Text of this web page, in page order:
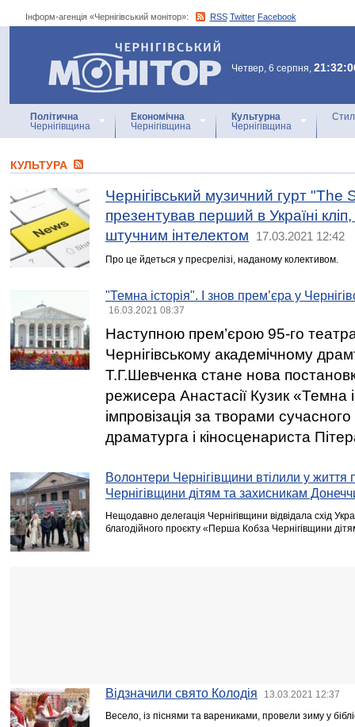
Інформ-агенція «Чернігівський монітор»: RSS Twitter Facebook
Інформ-агенція
«Чернігівський монітор»
Четвер, 6 серпня,
Політична
Чернігівщина
Економічна
Чернігівщина
Культурна
Чернігівщина
КУЛЬТУРА
Чернігівський музичний гурт "The
презентував перший в Україні
штучним інтелектом
17.03.2021 12:42
Про це йдеться у пресрелізі, наданому колективом.
"Темна історія". І знов прем’єра у
16.03.2021 08:37
Наступною прем’єрою 95-го
Чернігівському академічному
Т.Г.Шевченка стане нова
режисера Анастасії Кузик «Темна
імпровізація за творами
драматурга і кіносценариста
Волонтери Чернігівщини втілили у
Чернігівщини дітям та захисникам
Нещодавно делегація Чернігівщини відвідала схід
благодійного проєкту «Перша Кобза Чернігівщини
Відзначили свято Колодія 13.03.2021 12:37
Весело, із піснями та варениками, провели зиму у